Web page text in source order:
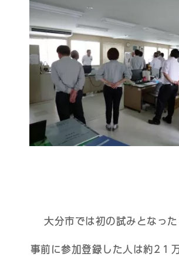
大分市では初の試みとなっ
事前に参加登録した人は約2１